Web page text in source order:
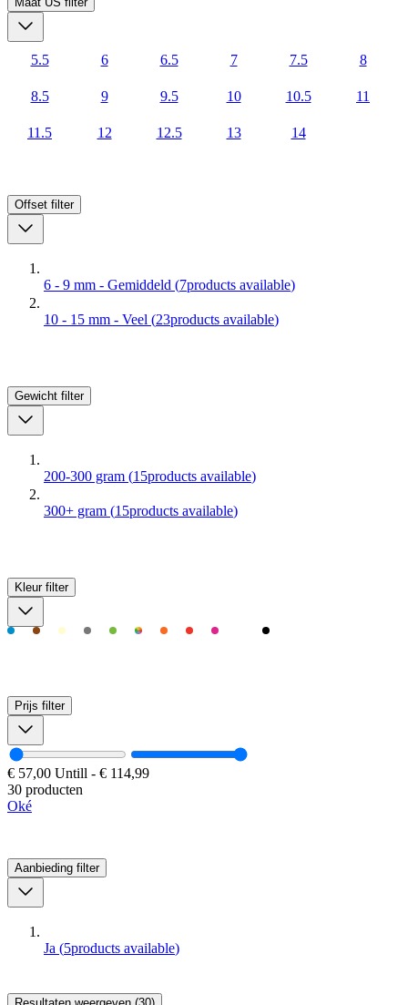
5.5 6 6.5 7 7.5 8
8.5 9 9.5 10 10.5 11
11.5 12 12.5 13 14
Offset filter
6 - 9 mm - Gemiddeld (7products available)
10 - 15 mm - Veel (23products available)
Gewicht filter
200-300 gram (15products available)
300+ gram (15products available)
Kleur filter
Prijs filter
€ 57,00 Untill - € 114,99
30 producten
Oké
Aanbieding filter
Ja (5products available)